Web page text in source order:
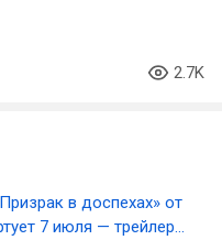
2.7K
в доспехах» от
7 июля — трейлер и